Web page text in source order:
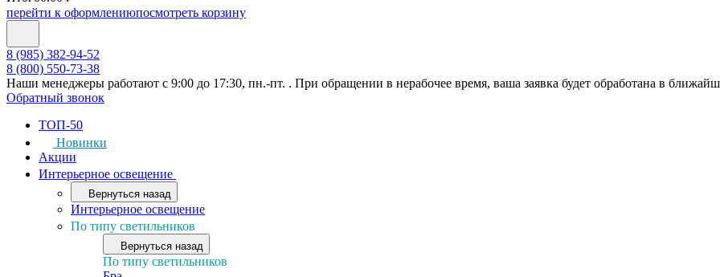
перейти к оформлениюпосмотреть корзину
8 (985) 382-94-52
8 (800) 550-73-38
Наши менеджеры работают с 9:00 до 17:30, пн.-пт. . При обращении в нерабочее время, ваша заявка будет обработана в
Обратный звонок
ТОП-50
Новинки
Акции
Интерьерное освещение
Вернуться назад
Интерьерное освещение
По типу светильников
Вернуться назад
По типу светильников